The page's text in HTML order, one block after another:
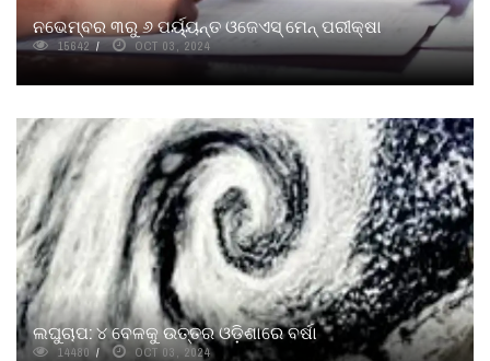
ନଭେମ୍ବର ୩ରୁ ୬ ପର୍ୟ୍ୟନ୍ତ ଓଜେଏସ୍‌ ମେନ୍‌ ପରୀକ୍ଷା
15642 OCT 03, 2024
ଲଘୁଚାପ: ୪ ବେଳକୁ ଉତ୍ତର ଓଡ଼ିଶାରେ ବର୍ଷା
14480 OCT 03, 2024